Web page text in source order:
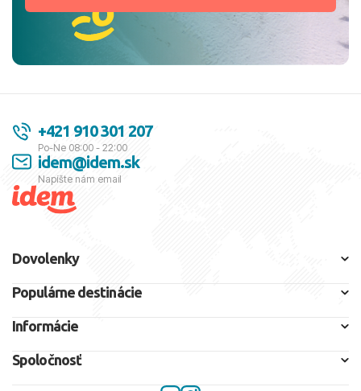
+421 910 301 207
Po-Ne 08:00 - 22:00
idem@idem.sk
Napíšte nám email
Dovolenky
Populárne destinácie
Informácie
Spoločnosť